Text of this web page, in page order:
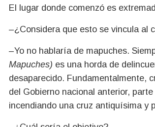
El lugar donde comenzó es
–¿Considera que esto se vincula al
–Yo no hablaría de mapuches.
Mapuches) es una horda de
desaparecido. Fundamentalmente,
del Gobierno nacional anterior,
incendiando una cruz antiquísima